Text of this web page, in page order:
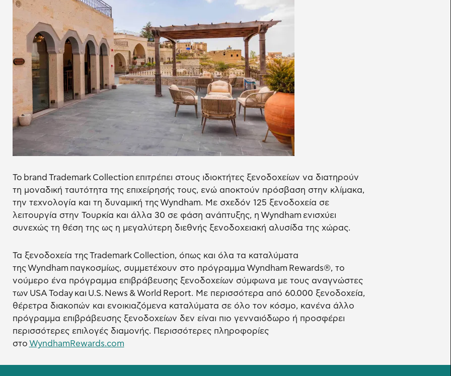
Το brand Trademark Collection επιτρέπει στους ιδιοκτήτες ξενοδοχείων να διατηρούν
τη μοναδική ταυτότητα της επιχείρησής τους, ενώ αποκτούν πρόσβαση στην κλίμακα,
την τεχνολογία και τη δυναμική της Wyndham. Με σχεδόν 125 ξενοδοχεία σε
λειτουργία στην Τουρκία και άλλα 30 σε φάση ανάπτυξης, η Wyndham ενισχύει
συνεχώς τη θέση της ως η μεγαλύτερη διεθνής ξενοδοχειακή αλυσίδα της χώρας.
Τα ξενοδοχεία της Trademark Collection, όπως και όλα τα καταλύματα
της Wyndham παγκοσμίως, συμμετέχουν στο πρόγραμμα Wyndham Rewards®, το
νούμερο ένα πρόγραμμα επιβράβευσης ξενοδοχείων σύμφωνα με τους αναγνώστες
των USA Today και U.S. News & World Report. Με περισσότερα από 60.000 ξενοδοχεία,
θέρετρα διακοπών και ενοικιαζόμενα καταλύματα σε όλο τον κόσμο, κανένα άλλο
πρόγραμμα επιβράβευσης ξενοδοχείων δεν είναι πιο γενναιόδωρο ή προσφέρει
περισσότερες επιλογές διαμονής. Περισσότερες πληροφορίες
στο WyndhamRewards.com